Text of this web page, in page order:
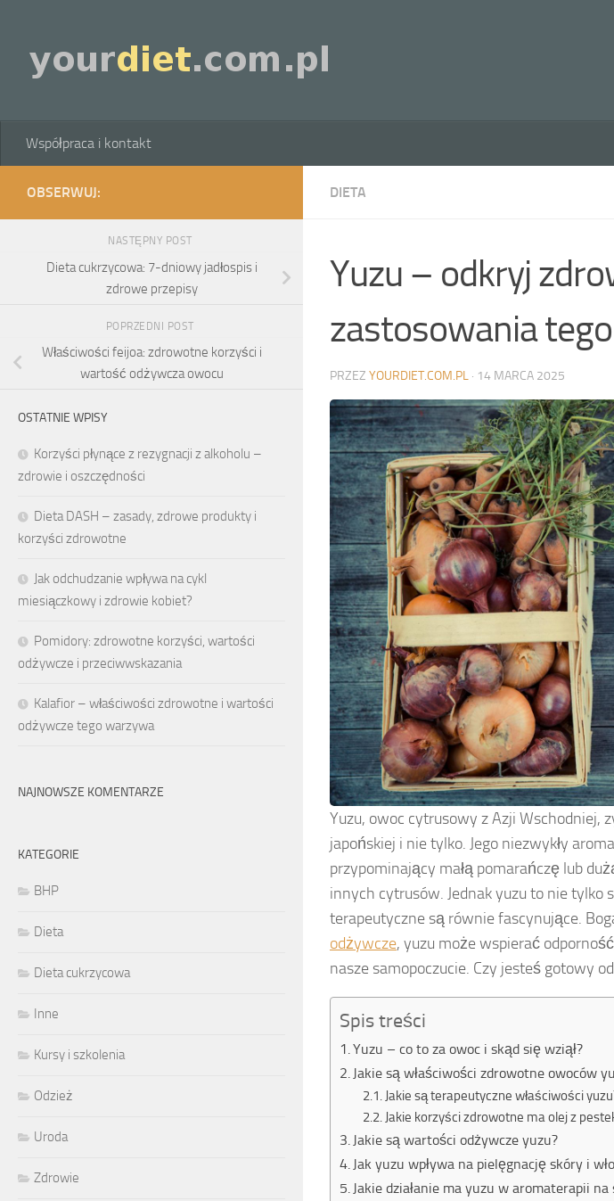
Współpraca i kontakt
DIETA
Yuzu – odkryj
zastosowania
PRZEZ YOURDIET.COM.PL · 14 MARCA 2025
Yuzu, owoc cytrusowy z Azji Wschodniej,
japońskiej i nie tylko. Jego niezwykły
przypominający małą pomarańczę lub
innych cytrusów. Jednak yuzu to nie tylko
terapeutyczne są równie fascynujące.
odżywcze, yuzu może wspierać
nasze samopoczucie. Czy jesteś gotowy
Spis treści
Yuzu – co to za owoc i skąd się wziął?
Jakie są właściwości zdrowotne owoców
Jakie są terapeutyczne właściwości
Jakie korzyści zdrowotne ma olej z
Jakie są wartości odżywcze yuzu?
Jak yuzu wpływa na pielęgnację skóry i
Jakie działanie ma yuzu w aromaterapii na
OBSERWUJ:
NASTĘPNY POST
Dieta cukrzycowa: 7-dniowy jadłospis i
zdrowe przepisy
POPRZEDNI POST
Właściwości feijoa: zdrowotne korzyści i
wartość odżywcza owocu
OSTATNIE WPISY
Korzyści płynące z rezygnacji z alkoholu –
zdrowie i oszczędności
Dieta DASH – zasady, zdrowe produkty i
korzyści zdrowotne
Jak odchudzanie wpływa na cykl
miesiączkowy i zdrowie kobiet?
Pomidory: zdrowotne korzyści, wartości
odżywcze i przeciwwskazania
Kalafior – właściwości zdrowotne i wartości
odżywcze tego warzywa
NAJNOWSZE KOMENTARZE
KATEGORIE
BHP
Dieta
Dieta cukrzycowa
Inne
Kursy i szkolenia
Odzież
Uroda
Zdrowie